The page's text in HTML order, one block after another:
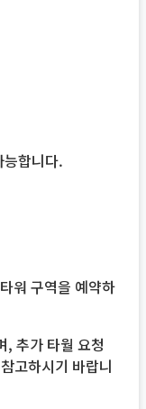
합니다.
워 구역을 예약하
, 추가 타월 요청
고하시기 바랍니